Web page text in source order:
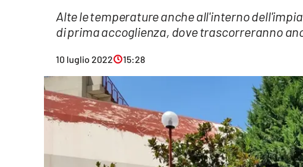
Alte le temperature anche all'interno
di prima accoglienza, dove trascorreranno
10 luglio 2022 15:28